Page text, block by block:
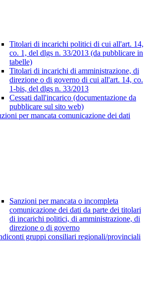
Titolari di incarichi politici di cui all'art. 14,
co. 1, del dlgs n. 33/2013 (da pubblicare in
tabelle)
Titolari di incarichi di amministrazione, di
direzione o di governo di cui all'art. 14, co.
1-bis, del dlgs n. 33/2013
Cessati dall'incarico (documentazione da
pubblicare sul sito web)
per mancata comunicazione dei dati
Sanzioni per mancata o incompleta
comunicazione dei dati da parte dei titolari
di incarichi politici, di amministrazione, di
direzione o di governo
gruppi consiliari regionali/provinciali